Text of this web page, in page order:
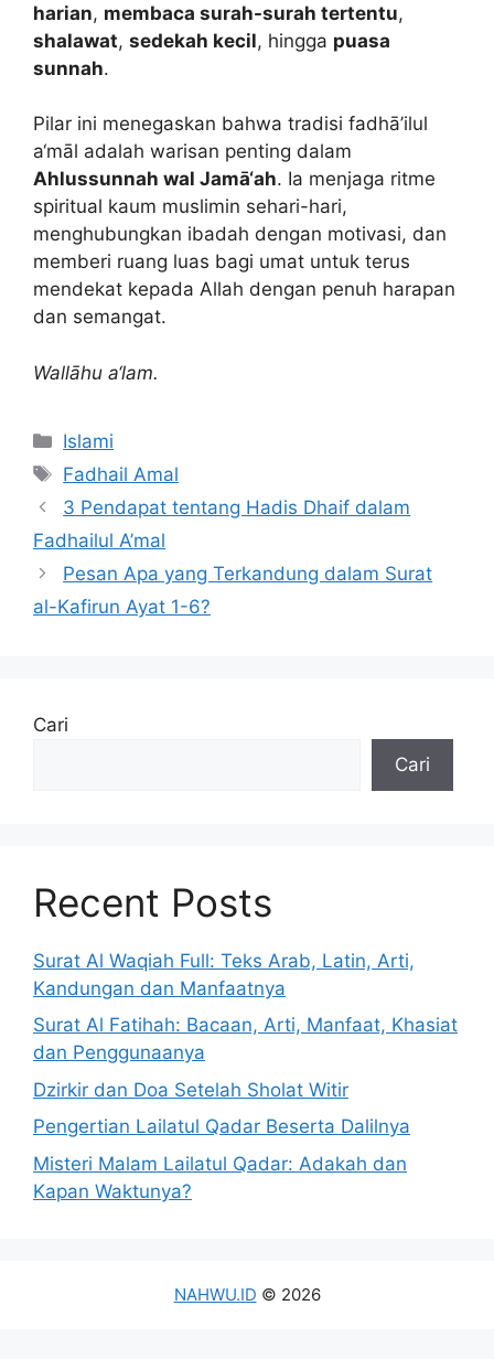
harian, membaca surah-surah tertentu,
shalawat, sedekah kecil, hingga puasa
sunnah.
Pilar ini menegaskan bahwa tradisi fadhā’ilul
a‘māl adalah warisan penting dalam
Ahlussunnah wal Jamā‘ah. Ia menjaga ritme
spiritual kaum muslimin sehari-hari,
menghubungkan ibadah dengan motivasi, dan
memberi ruang luas bagi umat untuk terus
mendekat kepada Allah dengan penuh harapan
dan semangat.
Wallāhu a‘lam.
Kategori
Islami
Tag
Fadhail Amal
3 Pendapat tentang Hadis Dhaif dalam
Fadhailul A’mal
Pesan Apa yang Terkandung dalam Surat
al-Kafirun Ayat 1-6?
Cari
Cari
Recent Posts
Surat Al Waqiah Full: Teks Arab, Latin, Arti,
Kandungan dan Manfaatnya
Surat Al Fatihah: Bacaan, Arti, Manfaat, Khasiat
dan Penggunaanya
Dzirkir dan Doa Setelah Sholat Witir
Pengertian Lailatul Qadar Beserta Dalilnya
Misteri Malam Lailatul Qadar: Adakah dan
Kapan Waktunya?
NAHWU.ID © 2026